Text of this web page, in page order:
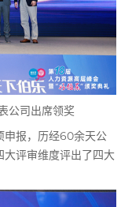
公司出席领奖
申报，历经60余天公
评审维度评出了四大